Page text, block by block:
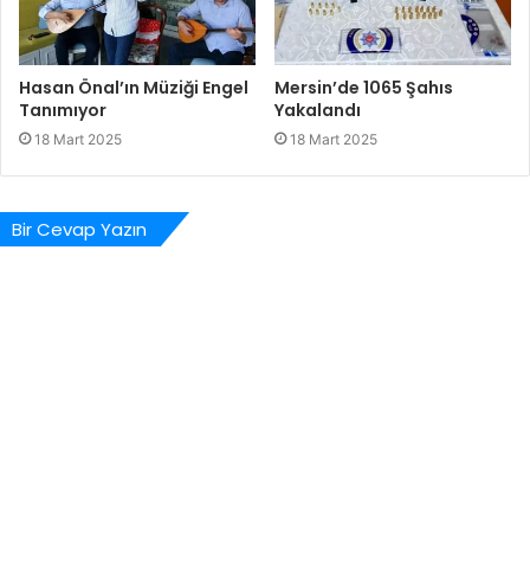
Hasan Önal’ın Müziği Engel
Tanımıyor
18 Mart 2025
Mersin’de 1065 Şahıs
Yakalandı
18 Mart 2025
Bir Cevap Yazın